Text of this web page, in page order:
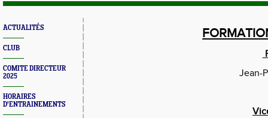
ACTUALITÉS
CLUB
COMITE DIRECTEUR
2025
HORAIRES
D'ENTRAINEMENTS
Jean-